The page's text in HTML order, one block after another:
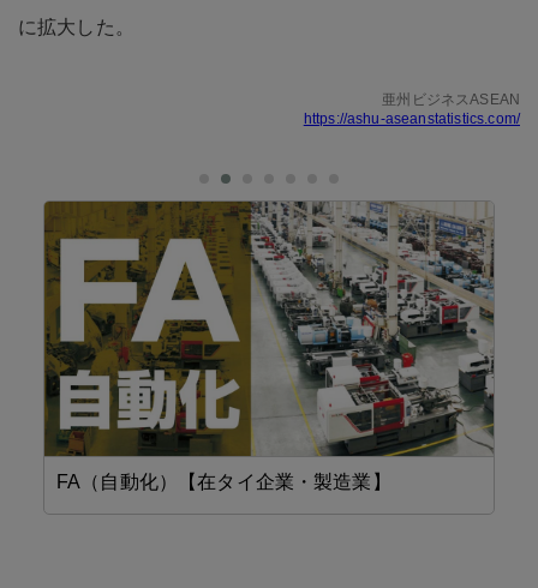
に拡大した。
亜州ビジネスASEAN
https://ashu-aseanstatistics.com/
FA（自動化）【在タイ企業・製造業】